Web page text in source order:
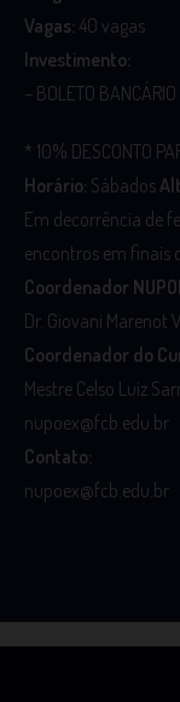
Vagas: 40 vagas
Investimento:
– BOLETO
* 10% DESCONTO
Horário: Sábados
Em decorrência de
encontros em finais
Coordenador
Dr. Giovani Marenot
Coordenador do
Mestre Celso Luiz
nupoex@fcb.edu.br
Contato:
nupoex@fcb.edu.br